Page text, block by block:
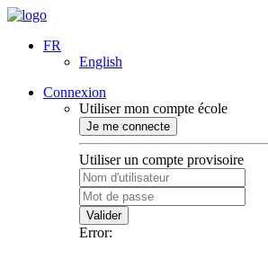
FR
English
Connexion
Utiliser mon compte école
Je me connecte
Utiliser un compte provisoire
Valider
Error: